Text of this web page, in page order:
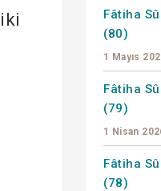
Fâtiha
(80)
1 Mayıs
Fâtiha
(79)
1 Nisan
Fâtiha
(78)